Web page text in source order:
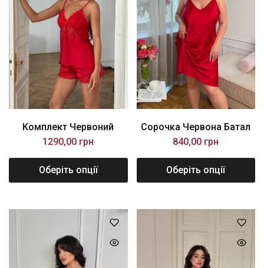
Комплект Червоний
1290,00 грн
Оберіть опції
Сорочка Червона Батал
840,00 грн
Оберіть опції